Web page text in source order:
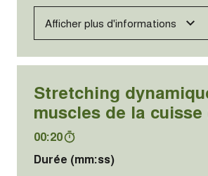
Afficher plus d'informations
Stretching
muscles de la
00:20
Durée (mm:ss)